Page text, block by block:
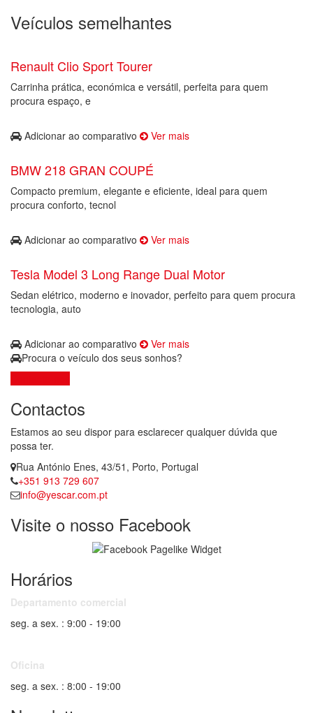
Veículos semelhantes
Renault Clio Sport Tourer
Carrinha prática, económica e versátil, perfeita para quem
procura espaço, e
Adicionar ao comparativo Ver mais
BMW 218 GRAN COUPÉ
Compacto premium, elegante e eficiente, ideal para quem
procura conforto, tecnol
Adicionar ao comparativo Ver mais
Tesla Model 3 Long Range Dual Motor
Sedan elétrico, moderno e inovador, perfeito para quem procura
tecnologia, auto
Adicionar ao comparativo
Ver mais
Procura o veículo dos seus sonhos?
Contactos
Estamos ao seu dispor para esclarecer qualquer dúvida que
possa ter.
Rua António Enes, 43/51, Porto, Portugal
+351 913 729 607
info@yescar.com.pt
Visite o nosso Facebook
Horários
Departamento comercial
seg. a sex. : 9:00 - 19:00
Oficina
seg. a sex. : 8:00 - 19:00